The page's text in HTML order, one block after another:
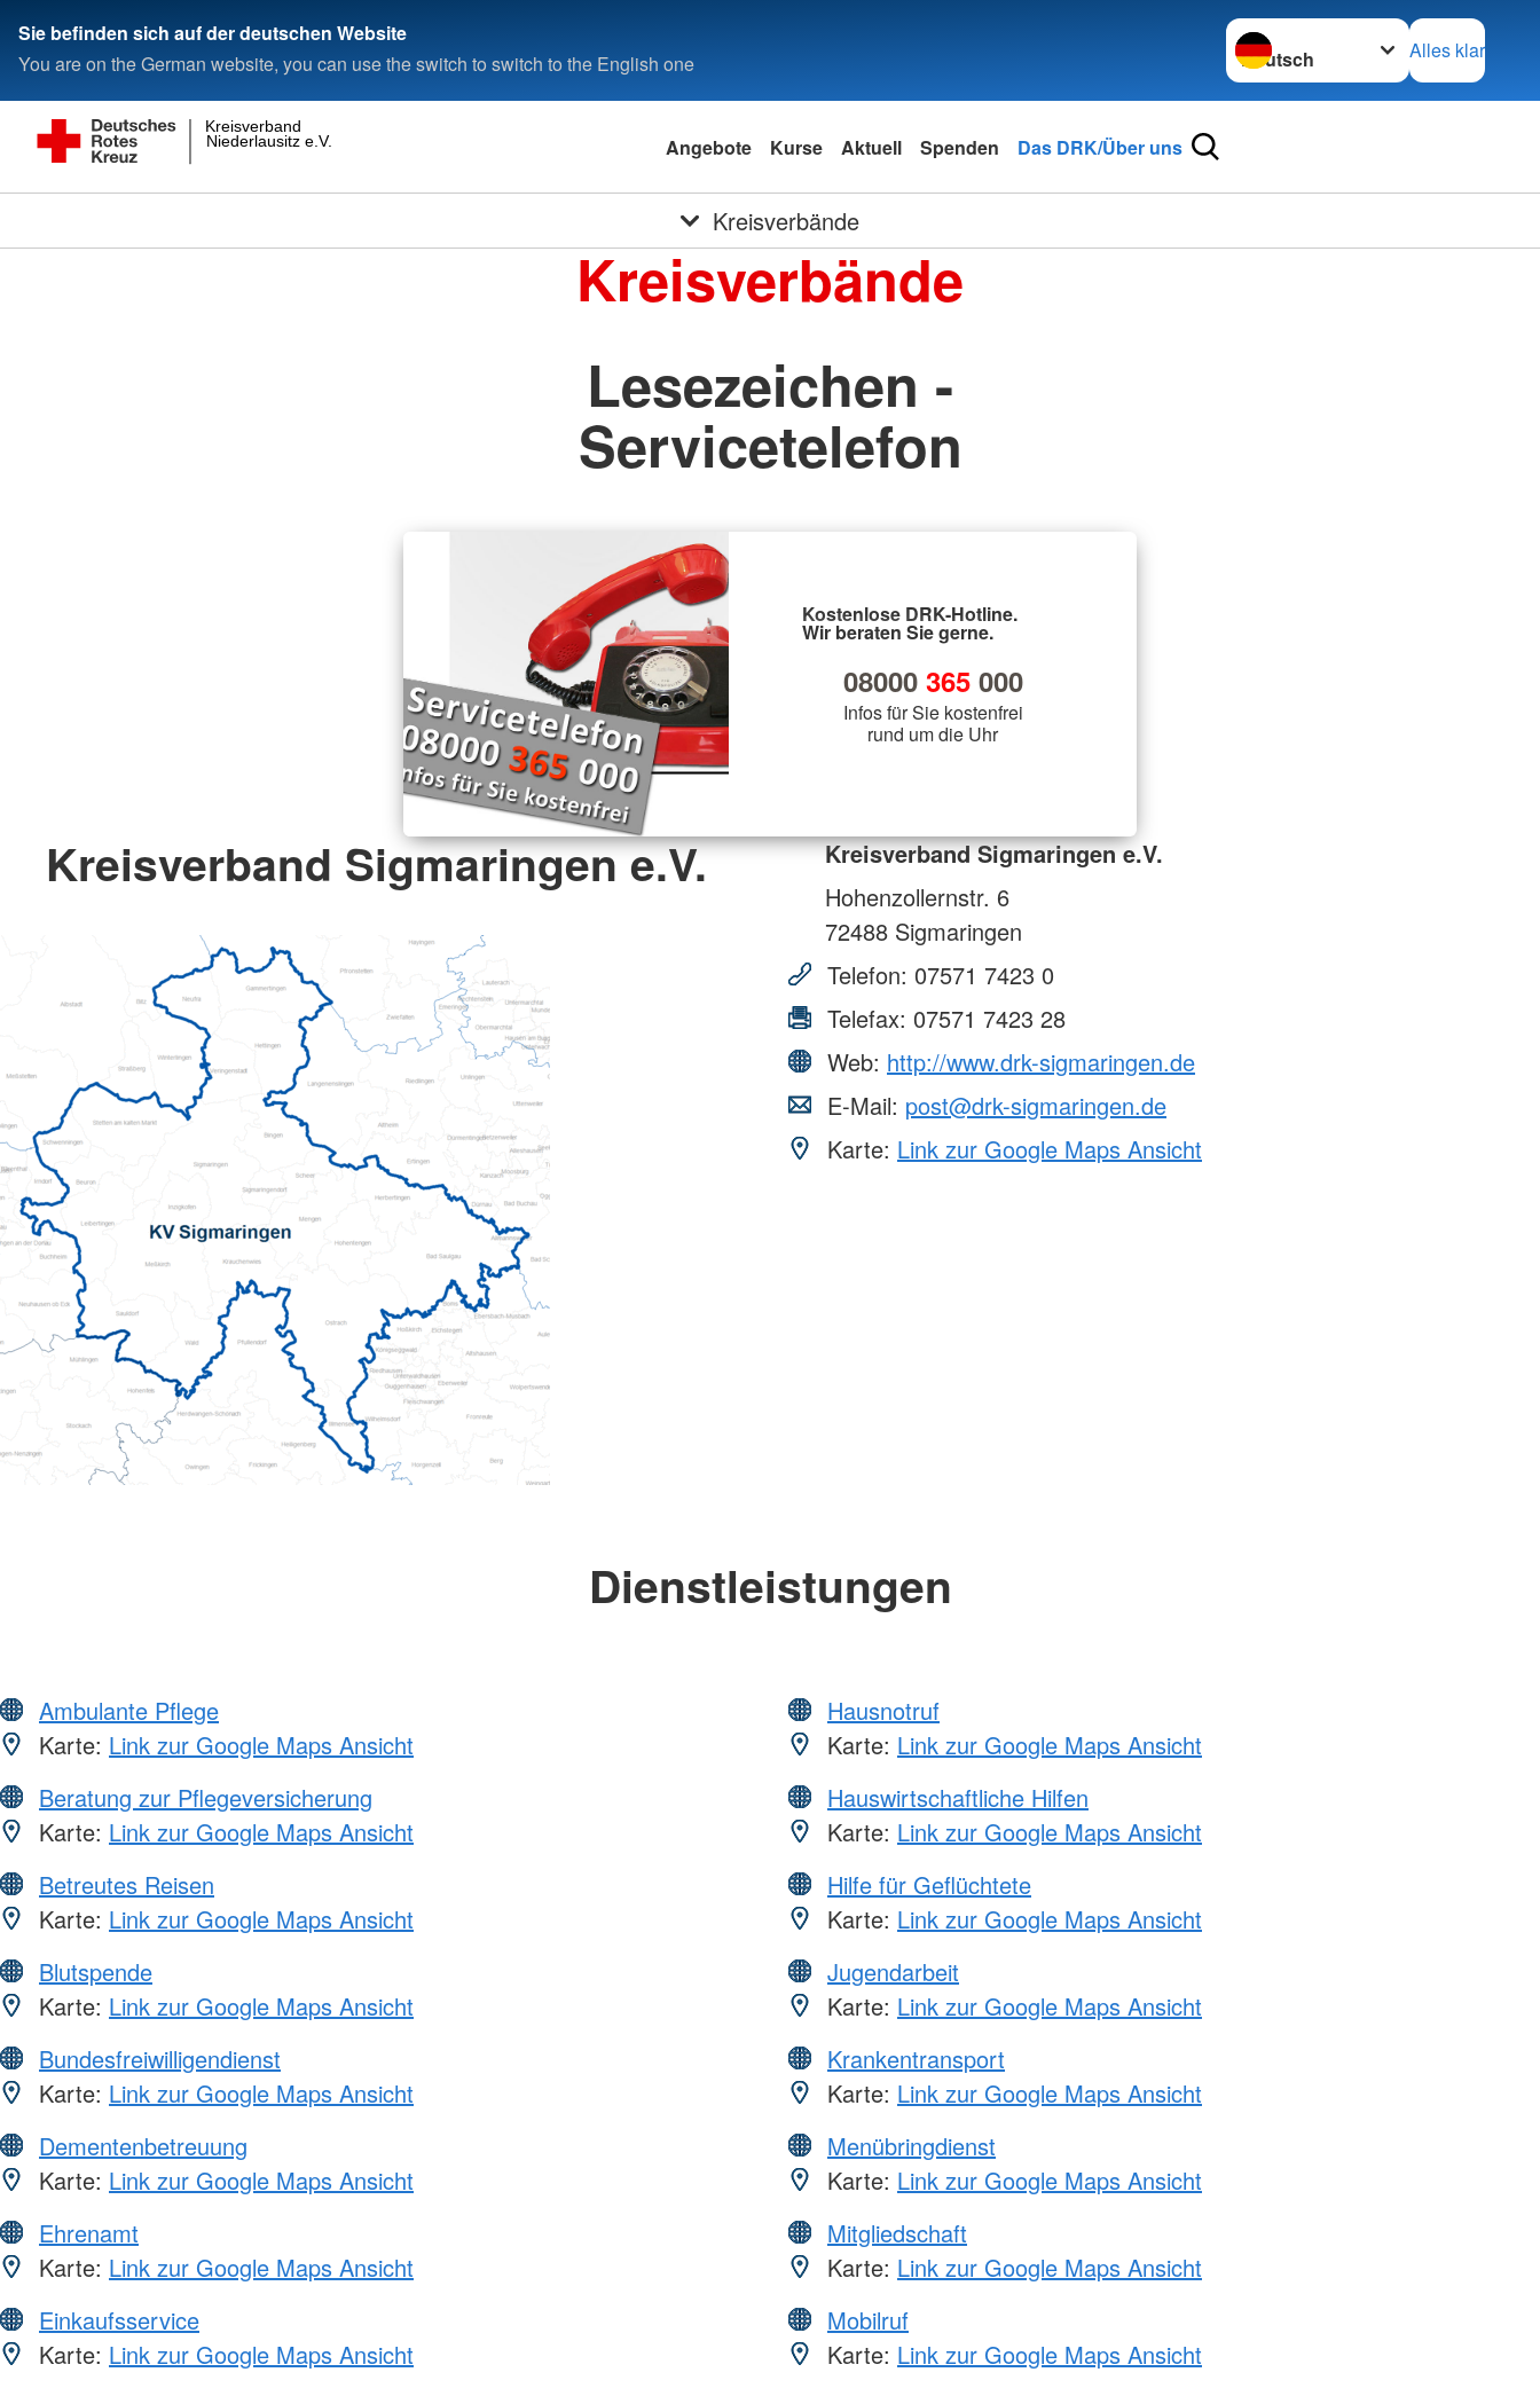
Sie befinden sich auf der deutschen Website
You are on the German website, you can use the switch to switch to the English one
Sprache wechseln zu
Alles klar
Niederlausitz e.V.
Kreisverband
Angebote Kurse Aktuell Spenden Das DRK/Über uns
Kreisverbände
Kreisverbände
Lesezeichen -
Servicetelefon
Kostenlose DRK-Hotline.
Wir beraten Sie gerne.
08000 365000
Infos für Sie kostenfrei
rund um die Uhr
Kreisverband Sigmaringen e.V.
Kreisverband Sigmaringen e.V.
Hohenzollernstr. 6
72488 Sigmaringen
Telefon: 07571 7423 0
Telefax: 07571 7423 28
Web: http://www.drk-sigmaringen.de
E-Mail: post@drk-sigmaringen.de
Karte: Link zur Google Maps Ansicht
Dienstleistungen
Ambulante Pflege
Karte: Link zur Google Maps Ansicht
Beratung zur Pflegeversicherung
Karte: Link zur Google Maps Ansicht
Betreutes Reisen
Karte: Link zur Google Maps Ansicht
Blutspende
Karte: Link zur Google Maps Ansicht
Bundesfreiwilligendienst
Karte: Link zur Google Maps Ansicht
Dementenbetreuung
Karte: Link zur Google Maps Ansicht
Ehrenamt
Karte: Link zur Google Maps Ansicht
Einkaufsservice
Karte: Link zur Google Maps Ansicht
Hausnotruf
Karte: Link zur Google Maps Ansicht
Hauswirtschaftliche Hilfen
Karte: Link zur Google Maps Ansicht
Hilfe für Geflüchtete
Karte: Link zur Google Maps Ansicht
Jugendarbeit
Karte: Link zur Google Maps Ansicht
Krankentransport
Karte: Link zur Google Maps Ansicht
Menübringdienst
Karte: Link zur Google Maps Ansicht
Mitgliedschaft
Karte: Link zur Google Maps Ansicht
Mobilruf
Karte: Link zur Google Maps Ansicht